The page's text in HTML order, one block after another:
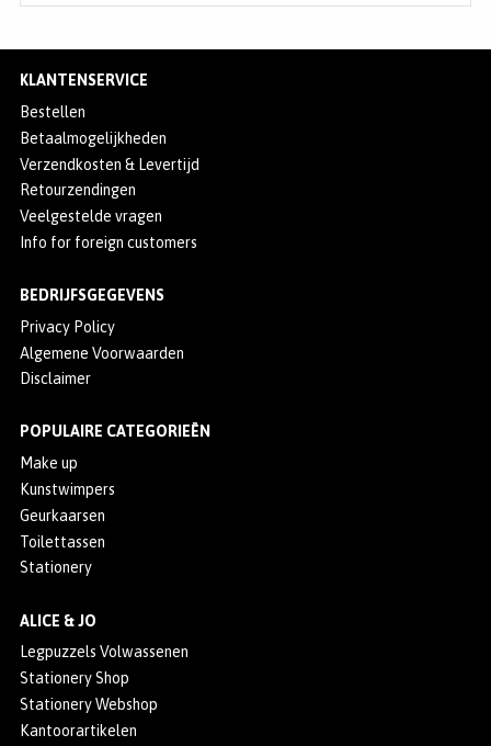
KLANTENSERVICE
Bestellen
Betaalmogelijkheden
Verzendkosten & Levertijd
Retourzendingen
Veelgestelde vragen
Info for foreign customers
BEDRIJFSGEGEVENS
Privacy Policy
Algemene Voorwaarden
Disclaimer
POPULAIRE CATEGORIEËN
Make up
Kunstwimpers
Geurkaarsen
Toilettassen
Stationery
ALICE & JO
Legpuzzels Volwassenen
Stationery Shop
Stationery Webshop
Kantoorartikelen